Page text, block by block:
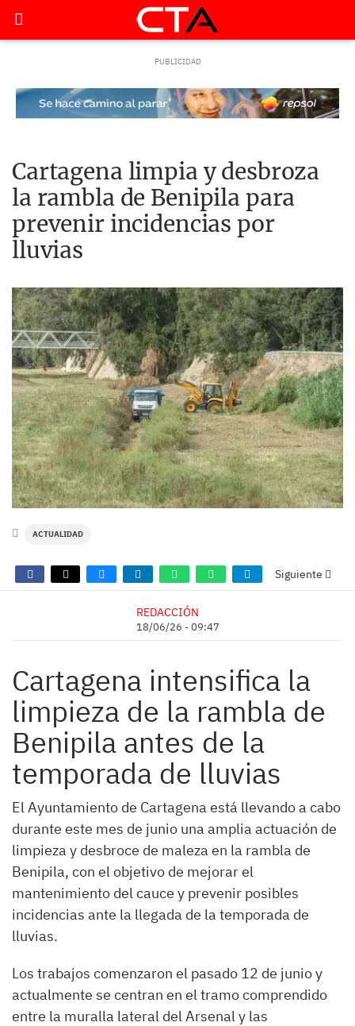
Cartagena limpia y desbroza
la rambla de Benipila para
prevenir incidencias por
lluvias
ACTUALIDAD
Siguiente
REDACCIÓN
18/06/26 - 09:47
Cartagena intensifica la
limpieza de la rambla de
Benipila antes de la
temporada de lluvias
El Ayuntamiento de Cartagena está llevando a cabo
durante este mes de junio una amplia actuación de
limpieza y desbroce de maleza en la rambla de
Benipila, con el objetivo de mejorar el
mantenimiento del cauce y prevenir posibles
incidencias ante la llegada de la temporada de
lluvias.
Los trabajos comenzaron el pasado 12 de junio y
actualmente se centran en el tramo comprendido
entre la muralla lateral del Arsenal y las